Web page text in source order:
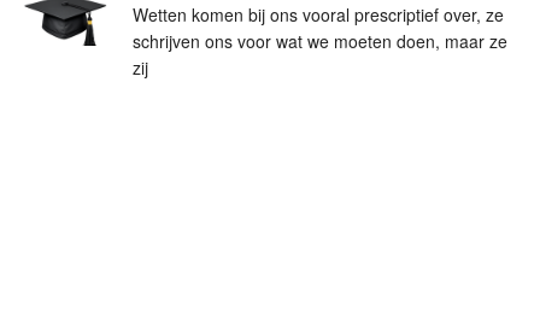
Wetten komen bij ons vooral prescriptief over, ze
schrijven ons voor wat we moeten doen, maar ze
zij